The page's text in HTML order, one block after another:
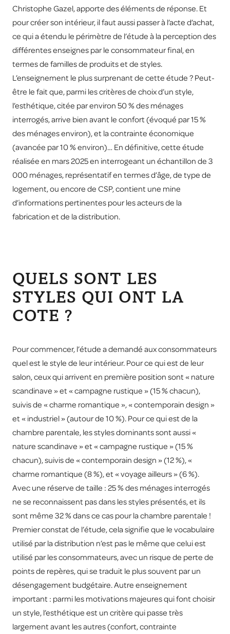
Christophe Gazel, apporte des éléments de réponse. Et
pour créer son intérieur, il faut aussi passer à l’acte d’achat,
ce qui a étendu le périmètre de l’étude à la perception des
différentes enseignes par le consommateur final, en
termes de familles de produits et de styles.
L’enseignement le plus surprenant de cette étude ? Peut-
être le fait que, parmi les critères de choix d’un style,
l’esthétique, citée par environ 50 % des ménages
interrogés, arrive bien avant le confort (évoqué par 15 %
des ménages environ), et la contrainte économique
(avancée par 10 % environ)… En définitive, cette étude
réalisée en mars 2025 en interrogeant un échantillon de 3
000 ménages, représentatif en termes d’âge, de type de
logement, ou encore de CSP, contient une mine
d’informations pertinentes pour les acteurs de la
fabrication et de la distribution.
QUELS SONT LES
STYLES QUI ONT LA
COTE ?
Pour commencer, l’étude a demandé aux consommateurs
quel est le style de leur intérieur. Pour ce qui est de leur
salon, ceux qui arrivent en première position sont « nature
scandinave » et « campagne rustique » (15 % chacun),
suivis de « charme romantique », « contemporain design »
et « industriel » (autour de 10 %). Pour ce qui est de la
chambre parentale, les styles dominants sont aussi «
nature scandinave » et « campagne rustique » (15 %
chacun), suivis de « contemporain design » (12 %), «
charme romantique (8 %), et « voyage ailleurs » (6 %).
Avec une réserve de taille : 25 % des ménages interrogés
ne se reconnaissent pas dans les styles présentés, et ils
sont même 32 % dans ce cas pour la chambre parentale !
Premier constat de l’étude, cela signifie que le vocabulaire
utilisé par la distribution n’est pas le même que celui est
utilisé par les consommateurs, avec un risque de perte de
points de repères, qui se traduit le plus souvent par un
désengagement budgétaire. Autre enseignement
important : parmi les motivations majeures qui font choisir
un style, l’esthétique est un critère qui passe très
largement avant les autres (confort, contrainte